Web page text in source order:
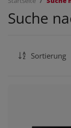
Suche
Sortierung